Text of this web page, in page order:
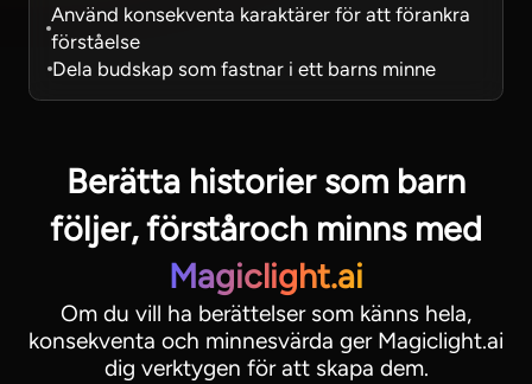
Använd konsekventa karaktärer för att förankra
förståelse
Dela budskap som fastnar i ett barns minne
Berätta historier som barn
följer, förståroch minns med
Magiclight.ai
Om du vill ha berättelser som känns hela,
konsekventa och minnesvärda ger Magiclight.ai
dig verktygen för att skapa dem.